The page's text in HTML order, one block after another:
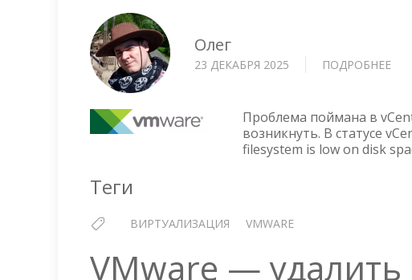
Олег
23 ДЕКАБРЯ 2025 ПОДРОБНЕЕ
В
Проблема поймана в
возникнуть. В статусе
filesystem is low on disk
Теги
ВИРТУАЛИЗАЦИЯ VMWARE
VMware — удалить